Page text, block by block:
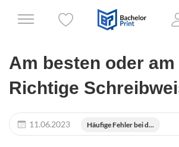
Am besten oder
Richtige
11.06.2023 Häufige Fehler bei d...